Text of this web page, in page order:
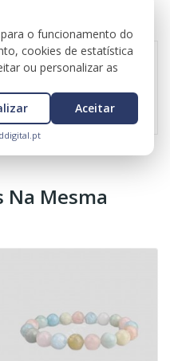
Na Mesma
o funcionamento do
cookies de estatística
ou personalizar as
Aceitar